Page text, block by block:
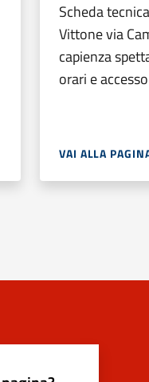
Scheda
Vittone via
capienza
orari e
VAI ALLA